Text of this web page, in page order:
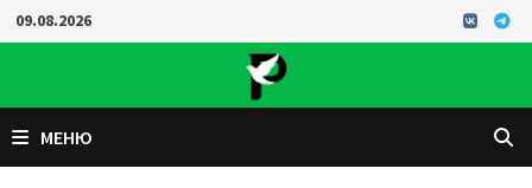
Перейти
к
09.08.2026
МЕНЮ